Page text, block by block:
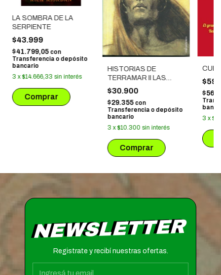
LA SOMBRA DE LA
SERPIENTE
$43.999
$41.799,05 con
Transferencia o depósito
bancario
3 x$14.666,33 sin interés
HISTORIAS DE
TERRAMAR II LAS
TUMBAS DE ATUAN
$30.900
$29.355 con
Transferencia o depósito
bancario
3 x$10.300 sin interés
3 x
NEWSLETTER
Registrate y recibí nuestras ofertas.